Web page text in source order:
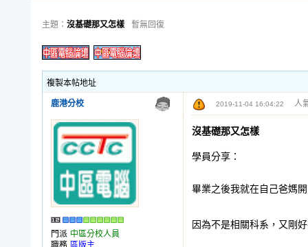
主題： 沒基礎那又怎樣 暫無回復
複製本帖地址
鹿港分校 2019-11-04 16:04:22 人
門派 中區分校人員
職務 區版主
沒基礎那又怎樣
學員分享：
畢業之後我就在自己爸媽
因為不是相關科系，又剛